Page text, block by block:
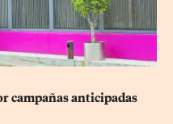
campañas anticipadas